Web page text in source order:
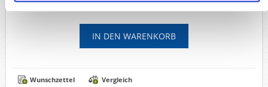
Inkl. MwSt, zzgl.Versandkosten
Wunschzettel Vergleich